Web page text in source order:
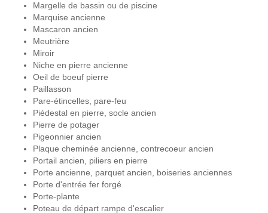
Margelle de bassin ou de piscine
Marquise ancienne
Mascaron ancien
Meutrière
Miroir
Niche en pierre ancienne
Oeil de boeuf pierre
Paillasson
Pare-étincelles, pare-feu
Piédestal en pierre, socle ancien
Pierre de potager
Pigeonnier ancien
Plaque cheminée ancienne, contrecoeur ancien
Portail ancien, piliers en pierre
Porte ancienne, parquet ancien, boiseries anciennes
Porte d'entrée fer forgé
Porte-plante
Poteau de départ rampe d'escalier